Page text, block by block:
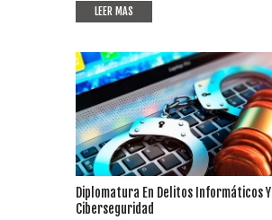
LEER MAS
Diplomatura En Delitos Informáticos Y
Ciberseguridad